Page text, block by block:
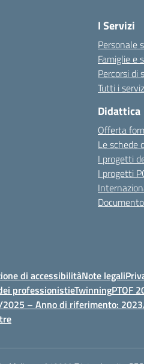
I Servizi
Personale
Famiglie e
Percorsi di
Tutti i
Didattica
Offerta
Le schede
I progetti
I progetti
di accessibilitàNote legali
professionistieTwinningPTOF
2025 – Anno di riferimento: